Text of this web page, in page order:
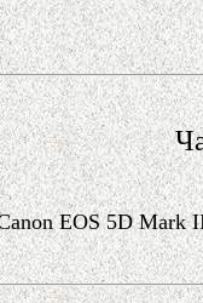
EOS 5D Mark II